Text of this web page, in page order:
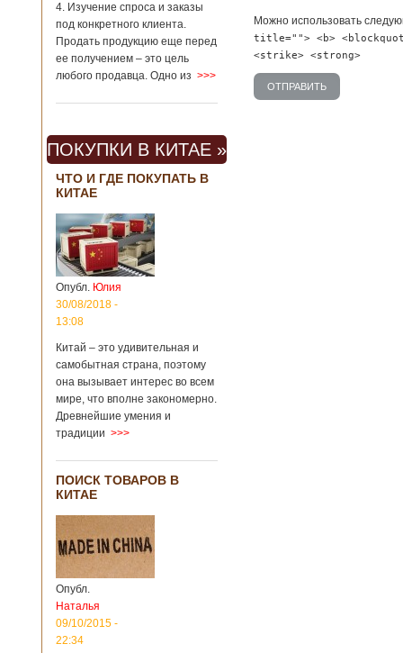
4. Изучение спроса и заказы
под конкретного клиента.
Продать продукцию еще перед
ее получением – это цель
любого продавца. Одно из >>>
ПОКУПКИ В КИТАЕ »
ЧТО И ГДЕ ПОКУПАТЬ В
КИТАЕ
Опубл. Юлия
30/08/2018 -
13:08
Китай – это удивительная и
самобытная страна, поэтому
она вызывает интерес во всем
мире, что вполне закономерно.
Древнейшие умения и
традиции >>>
ПОИСК ТОВАРОВ В
КИТАЕ
Опубл.
Наталья
09/10/2015 -
22:34
Можно использовать
title=""> <b>
<strike> <strong>